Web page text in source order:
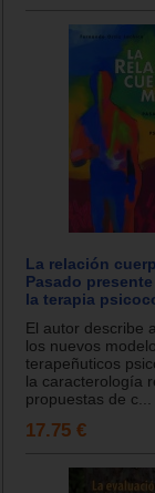
La relación
Pasado
la terapia
El autor describe
los nuevos
terapeñuticos
la caracterología
propuestas de c...
17.75 €